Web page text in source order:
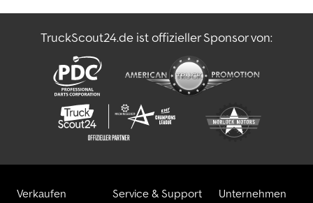
TruckScout24.de ist offizieller Sponsor von:
Verkaufen Service & Support Unternehmen